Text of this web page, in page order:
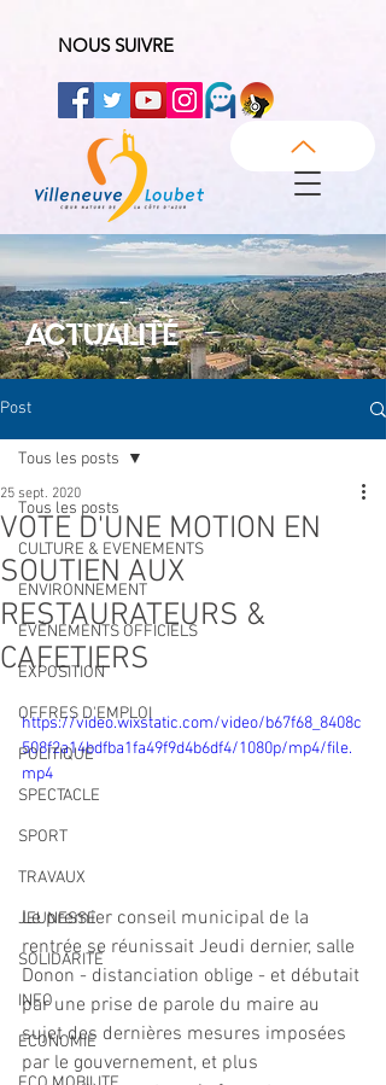
NOUS SUIVRE
ACTUALITÉ
Post
Tous les posts
CULTURE & EVENEMENTS
ENVIRONNEMENT
ÉVÉNEMENTS OFFICIELS
EXPOSITION
OFFRES D'EMPLOI
POLITIQUE
SPECTACLE
SPORT
TRAVAUX
JEUNESSE
SOLIDARITÉ
INFO
ECONOMIE
Tous les posts
VOTE D'UNE MOTION EN
SOUTIEN AUX
RESTAURATEURS &
CAFETIERS
25 sept. 2020
https://video.wixstatic.com/video/b67f68_8408c
508f2a14bdfba1fa49f9d4b6df4/1080p/mp4/file.
mp4
Le premier conseil municipal de la
rentrée se réunissait Jeudi dernier, salle
Donon - distanciation oblige - et débutait
par une prise de parole du maire au
sujet des dernières mesures imposées
par le gouvernement, et plus